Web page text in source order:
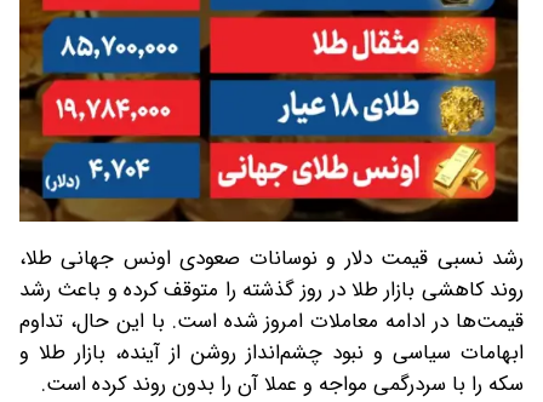
رشد نسبی قیمت دلار و نوسانات صعودی اونس جهانی طلا،
روند کاهشی بازار طلا در روز گذشته را متوقف کرده و باعث رشد
قیمت‌ها در ادامه معاملات امروز شده است. با این حال، تداوم
ابهامات سیاسی و نبود چشم‌انداز روشن از آینده، بازار طلا و
سکه را با سردرگمی مواجه و عملا آن را بدون روند کرده است.